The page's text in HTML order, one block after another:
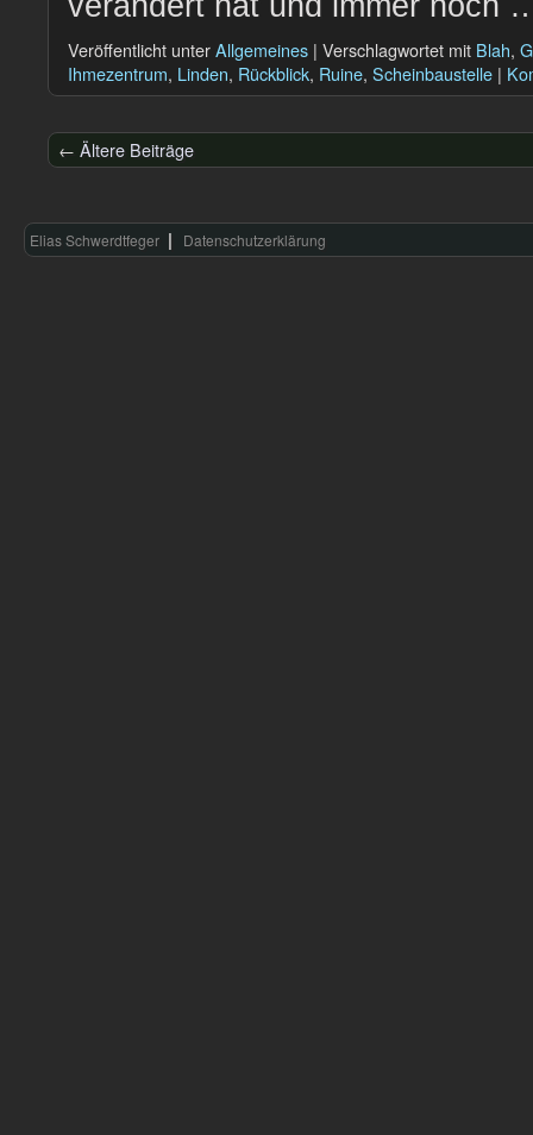
Veröffentlicht unterAllgemeines | Verschlagwortet mit Blah,
Ihmezentrum, Linden, Rückblick, Ruine, Scheinbaustelle |
← Ältere Beiträge
Elias Schwerdtfeger Datenschutzerklärung